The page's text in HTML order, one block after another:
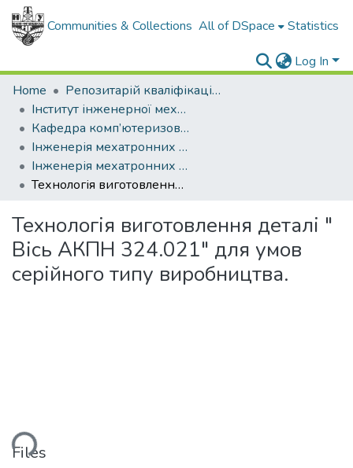
Communities & Collections All of DSpace Statistics
Log In
Home
Репозитарій кваліфікаційних робіт здобувачів вищої освіти
Інститут інженерної механіки і робототехніки
Кафедра комп’ютеризованого машинобудування
Інженерія мехатронних систем (рівень бакалавр)
Інженерія мехатронних систем, бакалавр, 2024
Технологія виготовлення деталі " Вісь АКПН 324.021" для умов серійного типу виробництва.
Технологія виготовлення деталі "
Вісь АКПН 324.021" для умов
серійного типу виробництва.
Files